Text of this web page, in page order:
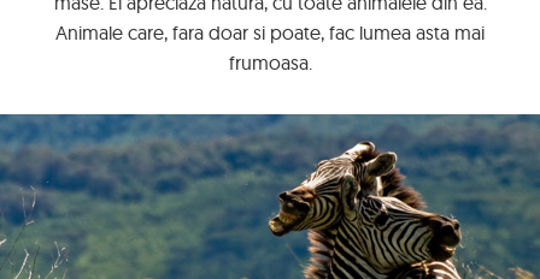
Animale care, fara doar si poate, fac lumea asta mai
frumoasa.